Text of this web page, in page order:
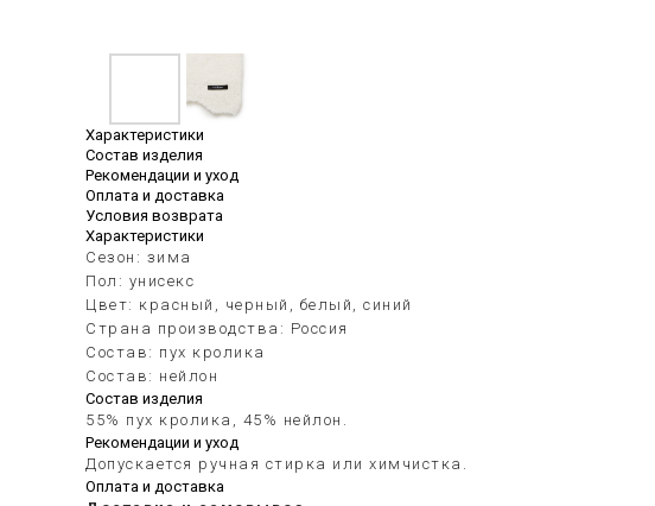
Характеристики
Состав изделия
Рекомендации и уход
Оплата и доставка
Условия возврата
Характеристики
Сезон: зима
Пол: унисекс
Цвет: красный, черный, белый, синий
Страна производства: Россия
Состав: пух кролика
Состав: нейлон
Состав изделия
55% пух кролика, 45% нейлон.
Рекомендации и уход
Допускается ручная стирка или химчистка.
Оплата и доставка